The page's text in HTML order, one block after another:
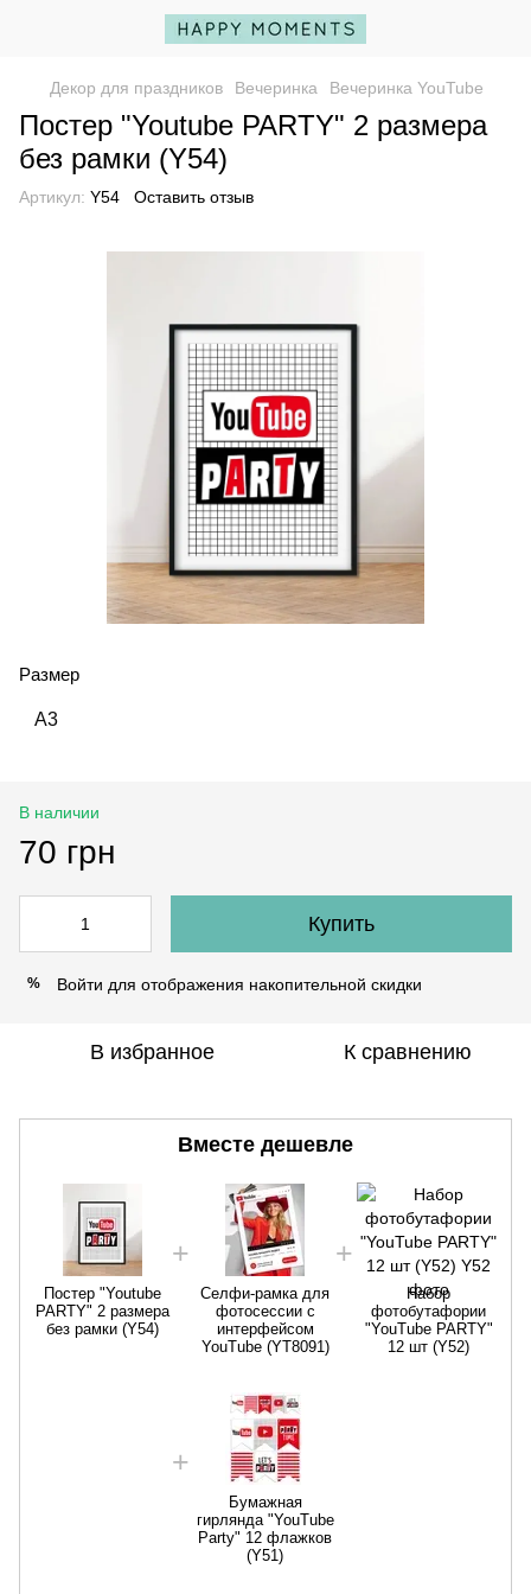
Декор для праздников Вечеринка Вечеринка YouTube
Постер "Youtube PARTY" 2 размера
без рамки (Y54)
Артикул: Y54 Оставить отзыв
Размер
А3
В наличии
70 грн
Купить
% Войти для отображения накопительной скидки
В избранное К сравнению
Вместе дешевле
Постер "Youtube
PARTY" 2 размера
без рамки (Y54)
Селфи-рамка для
фотосессии с
интерфейсом
YouTube (YT8091)
Набор
фотобутафории
"YouTube PARTY"
12 шт (Y52)
Бумажная
гирлянда "YouTube
Party" 12 флажков
(Y51)